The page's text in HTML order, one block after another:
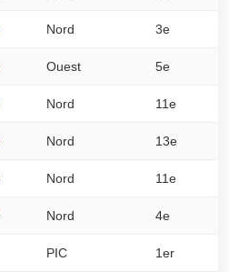
Nord 3e
Ouest 5e
Nord 11e
Nord 13e
Nord 11e
Nord 4e
PIC 1er